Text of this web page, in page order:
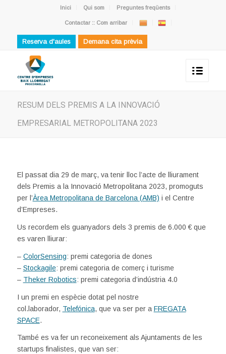
Inici Qui som Preguntes freqüents
Contactar :: Com arribar
Reserva d'aules Demana cita prèvia
RESUM DELS PREMIS A LA INNOVACIÓ
EMPRESARIAL METROPOLITANA 2023
El passat dia 29 de març, va tenir lloc l’acte de lliurament
dels Premis a la Innovació Metropolitana 2023, promoguts
per l’Àrea Metropolitana de Barcelona (AMB) i el Centre
d’Empreses.
Us recordem els guanyadors dels 3 premis de 6.000 € que
es varen lliurar:
– ColorSensing: premi categoria de dones
– Stockagile: premi categoria de comerç i turisme
– Theker Robotics: premi categoria d’indústria 4.0
I un premi en espècie dotat pel nostre
col.laborador, Telefónica, que va ser per a FREGATA
SPACE.
També es va fer un reconeixement als Ajuntaments de les
startups finalistes, que van ser: